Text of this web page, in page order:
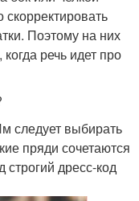
Поэтому на них
речь идет про
следует выбирать
пряди сочетаются
дресс-код